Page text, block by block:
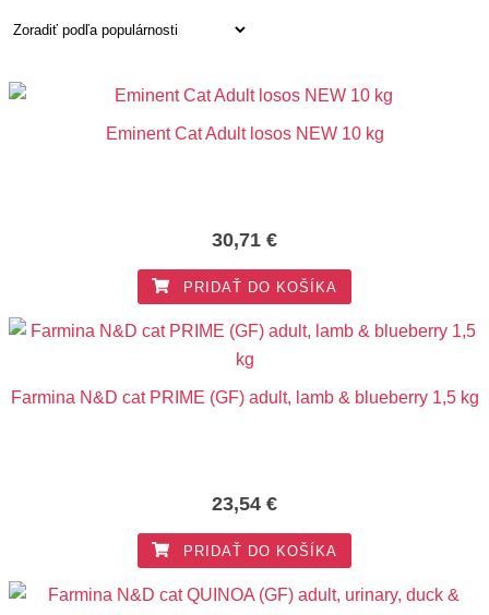
Eminent Cat Adult losos NEW 10 kg
30,71 €
PRIDAŤ DO KOŠÍKA
Farmina N&D cat PRIME (GF) adult, lamb & blueberry 1,5 kg
23,54 €
PRIDAŤ DO KOŠÍKA